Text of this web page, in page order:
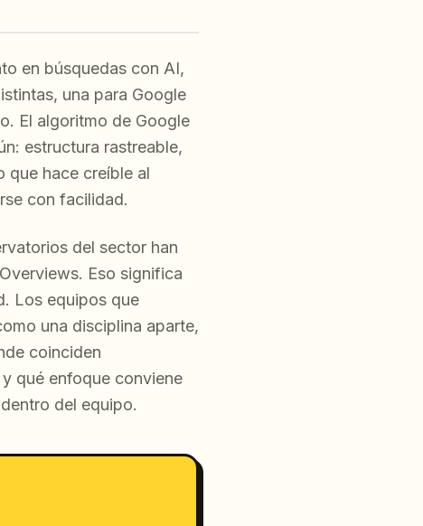
en búsquedas con AI,
una para Google
El algoritmo de Google
estructura rastreable,
que hace creíble al
con facilidad.
del sector han
Eso significa
Los equipos que
una disciplina aparte,
coinciden
qué enfoque conviene
del equipo.